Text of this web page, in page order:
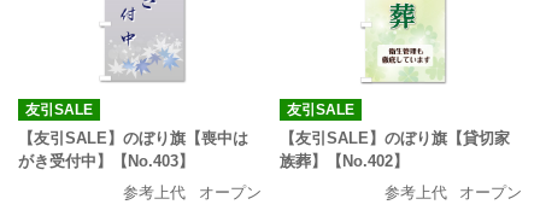
友引SALE
【友引SALE】のぼり旗【喪中は
がき受付中】【No.403】
参考上代
オープン
友引SALE
【友引SALE】のぼり旗【貸切家
族葬】【No.402】
参考上代
オープン